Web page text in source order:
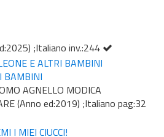
;Italiano inv.:244
BAMBINI
AGNELLO MODICA
(Anno ed:2019) ;Italiano pag:32